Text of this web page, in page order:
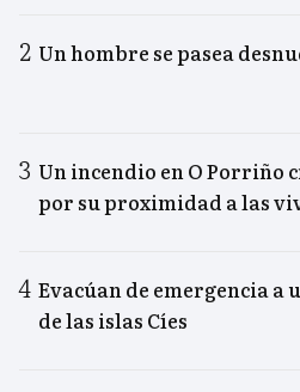
Un hombre se pasea
Un incendio en O Porriño
por su proximidad a las
Evacúan de emergencia a
de las islas Cíes